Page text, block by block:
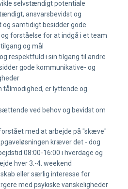
selvstændigt potentiale
ansvarsbevidst og
og samtidigt besidder gode
forståelse for at indgå i et team
og mål
respektfuld i sin tilgang til andre
gode kommunikative- og
tålmodighed, er lyttende og
ved behov og bevidst om
med at arbejde på "skæve"
kræver det - dog
08:00-16:00 i hverdage og
hver 3.-4. weekend
eller særlig interesse for
med psykiske vanskeligheder